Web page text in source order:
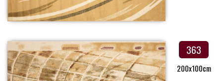
363
200x100cm